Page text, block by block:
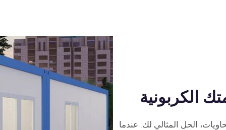
الكربونية
الحل المثالي لك. عندما